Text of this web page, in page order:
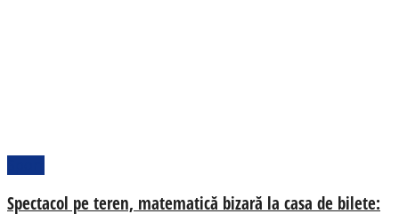
Spectacol pe teren, matematică bizară la casa de bilete: